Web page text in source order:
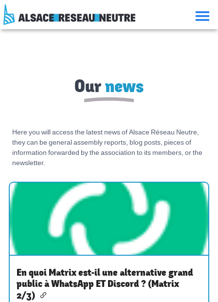
Aller
au
contenu
Aller
la
Aller
la
Consulter
le
plan
Ournews
Here you will access the latest news of Alsace Réseau Neutre,
they can be general assembly reports, blog posts, pieces of
information forwarded by the association to its members, or the
newsletter.
En quoi Matrix est-il une alternative grand
public à WhatsApp ET Discord ? (Matrix
2/3)